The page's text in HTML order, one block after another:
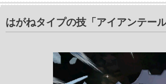
はがねタイプの技「アイアンテール